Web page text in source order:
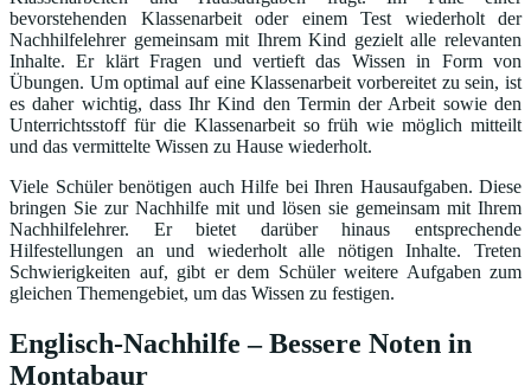
bevorstehenden Klassenarbeit oder einem Test wiederholt der
Nachhilfelehrer gemeinsam mit Ihrem Kind gezielt alle relevanten
Inhalte. Er klärt Fragen und vertieft das Wissen in Form von
Übungen. Um optimal auf eine Klassenarbeit vorbereitet zu sein, ist
es daher wichtig, dass Ihr Kind den Termin der Arbeit sowie den
Unterrichtsstoff für die Klassenarbeit so früh wie möglich mitteilt
und das vermittelte Wissen zu Hause wiederholt.
Viele Schüler benötigen auch Hilfe bei Ihren Hausaufgaben. Diese
bringen Sie zur Nachhilfe mit und lösen sie gemeinsam mit Ihrem
Nachhilfelehrer. Er bietet darüber hinaus entsprechende
Hilfestellungen an und wiederholt alle nötigen Inhalte. Treten
Schwierigkeiten auf, gibt er dem Schüler weitere Aufgaben zum
gleichen Themengebiet, um das Wissen zu festigen.
Englisch-Nachhilfe – Bessere Noten in
Montabaur